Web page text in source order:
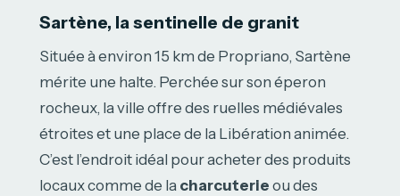
Sartène, la sentinelle de granit
Située à environ 15 km de Propriano, Sartène
mérite une halte. Perchée sur son éperon
rocheux, la ville offre des ruelles médiévales
étroites et une place de la Libération animée.
C’est l’endroit idéal pour acheter des produits
locaux comme de la charcuterie ou des